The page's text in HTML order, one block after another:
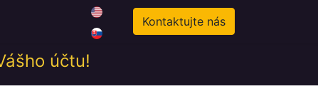
Novinky 0
Kontaktujte nás
účtu!